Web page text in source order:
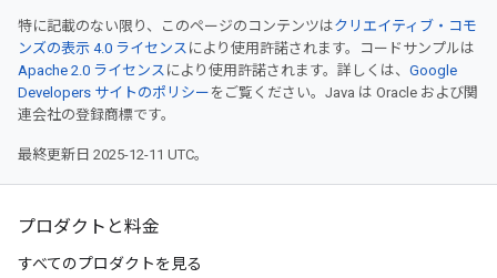
特に記載のない限り、このページのコンテンツはクリエイティブ・コモ
ンズの表示 4.0 ライセンス により使用許諾されます。コードサンプルは
Apache 2.0 ライセンス により使用許諾されます。詳しくは、 Google
Developers サイトのポリシー をご覧ください。Java は Oracle および関
連会社の登録商標です。
最終更新日 2025-12-11 UTC。
プロダクトと料金
すべてのプロダクトを見る